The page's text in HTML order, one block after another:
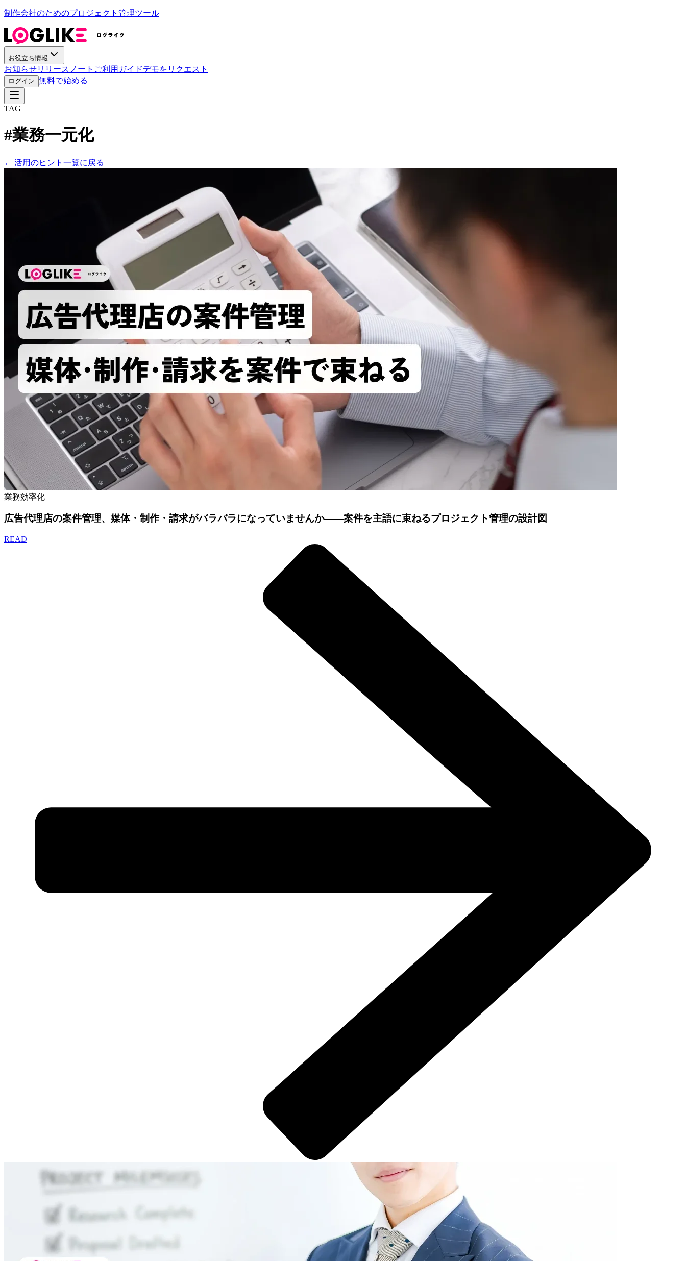
制作会社のためのプロジェクト管理ツール
お役立ち情報
お知らせリリースノート ご利用ガイドデモをリクエスト
ログイン 無料で始める
TAG
#業務一元化
← 活用のヒント一覧に戻る
業務効率化
広告代理店の案件管理、媒体・制作・請求がバラバラになっていませんか——案件を主語に束ねるプロジェクト管理の設計図
READ